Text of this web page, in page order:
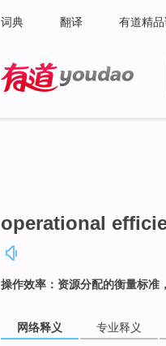
词典 翻译 有道精
operational
操作效率：资源分配的衡量标准
网络释义 专业释义